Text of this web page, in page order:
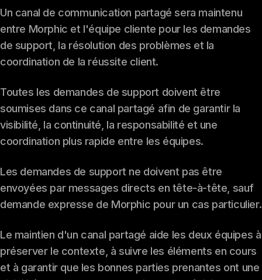
Un canal de communication partagé sera maintenu
entre Morphic et l'équipe cliente pour les demandes
de support, la résolution des problèmes et la
coordination de la réussite client.
Toutes les demandes de support doivent être
soumises dans ce canal partagé afin de garantir la
visibilité, la continuité, la responsabilité et une
coordination plus rapide entre les équipes.
Les demandes de support ne doivent pas être
envoyées par messages directs en tête-à-tête, sauf
demande expresse de Morphic pour un cas particulier.
Le maintien d'un canal partagé aide les deux équipes à
préserver le contexte, à suivre les éléments en cours
et à garantir que les bonnes parties prenantes ont une